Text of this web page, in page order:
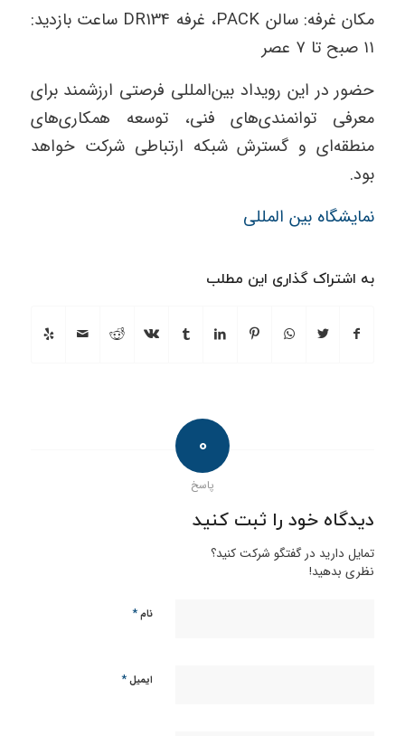
مکان غرفه: سالن PACK، غرفه DR134 ساعت بازدید:
۱۱ صبح تا ۷ عصر
حضور در این رویداد بین‌المللی فرصتی ارزشمند برای
معرفی توانمندی‌های فنی، توسعه همکاری‌های
منطقه‌ای و گسترش شبکه ارتباطی شرکت خواهد
بود.
نمایشگاه بین المللی
به اشتراک گذاری این مطلب
0
پاسخ
دیدگاه خود را ثبت کنید
تمایل دارید در گفتگو شرکت کنید؟
نظری بدهید!
نام*
ایمیل*